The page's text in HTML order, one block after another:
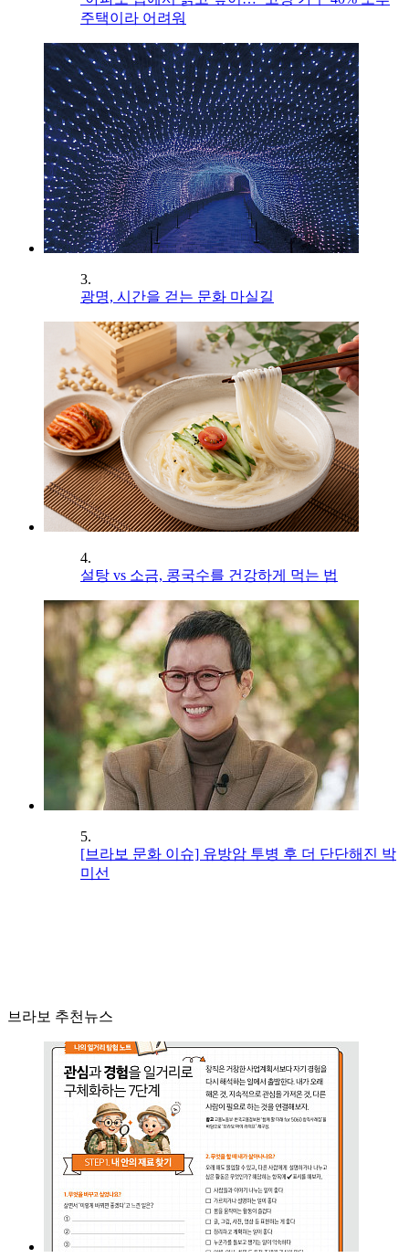
주택이라 어려워
3.
광명, 시간을 걷는 문화 마실길
4.
설탕 vs 소금, 콩국수를 건강하게 먹는 법
5.
[브라보 문화 이슈] 유방암 투병 후 더 단단해진 박
미선
브라보 추천뉴스